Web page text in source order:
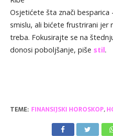
Osjetićete šta znači besparica
smislu, ali bićete frustrirani jer
treba. Fokusirajte se na
donosi poboljšanje, piše stil.
TEME: FINANSIJSKI HOROSKOP,